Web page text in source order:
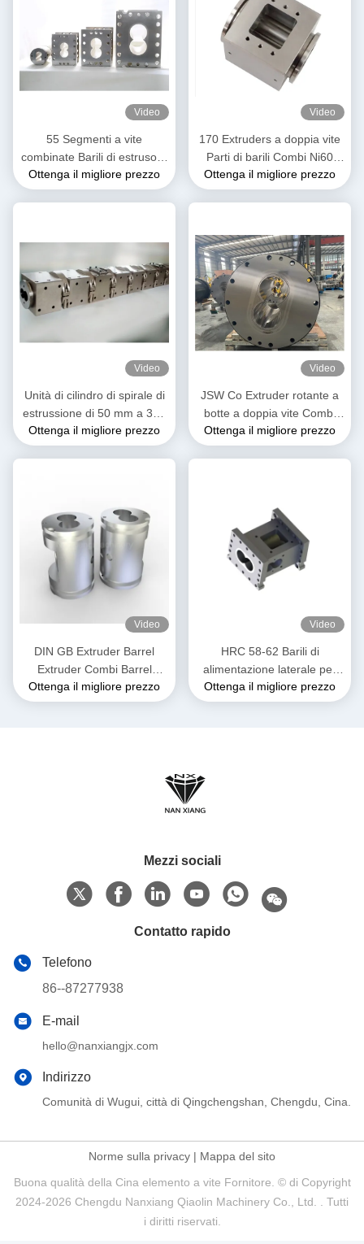
Video
55 Segmenti a vite
combinate Barili di estrusore
Alta resistenza all'abrasione
Stabile per l'industria
Ottenga il migliore prezzo
Video
170 Extruders a doppia vite
Parti di barili Combi Ni60
Lega a base di nichel Alta
resistenza
Ottenga il migliore prezzo
Video
Unità di cilindro di spirale di
estrussione di 50 mm a 300
mm di lunghezza di 3500
mm
Ottenga il migliore prezzo
Video
JSW Co Extruder rotante a
botte a doppia vite Combi
Barrel Screw Segments For
PPE Products
Ottenga il migliore prezzo
Video
DIN GB Extruder Barrel
Extruder Combi Barrel
Extrusion per l'estrusione a
doppia vite
Ottenga il migliore prezzo
Video
HRC 58-62 Barili di
alimentazione laterale per
estrusori lucidati per
l'industria alimentare e dei
Ottenga il migliore prezzo
Mezzi sociali
Contatto rapido
Telefono
86--87277938
E-mail
hello@nanxiangjx.com
Indirizzo
Comunità di Wugui, città di Qingchengshan, Chengdu, Cina.
Norme sulla privacy | Mappa del sito
Buona qualità della Cina elemento a vite Fornitore. © di Copyright
2024-2026 Chengdu Nanxiang Qiaolin Machinery Co., Ltd. . Tutti
i diritti riservati.